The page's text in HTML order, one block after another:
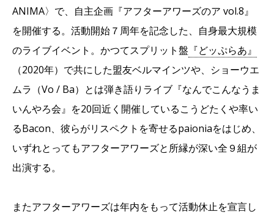
ANIMA〉で、自主企画『アフターアワーズのア vol.8』
を開催する。活動開始７周年を記念した、自身最大規模
のライブイベント。かつてスプリット盤 『どッぷらあ』
（2020年）で共にした盟友ベルマインツや、ショーウエ
ムラ（Vo / Ba）とは弾き語りライブ『なんでこんなうま
いんやろ会』を20回近く開催しているこうどたくや率い
るBacon、彼らがリスペクトを寄せるpaioniaをはじめ、
いずれとってもアフターアワーズと所縁が深い全９組が
出演する。
またアフターアワーズは年内をもって活動休止を宣言し